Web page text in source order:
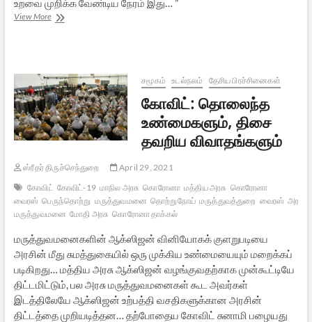
உறவை முறிக்க வேண்டிய நேரம் இது… ”
View Moreவரலாற்றின்
ஷவுக்கத்
அலி
உரையாடல்
சமூகம் உடல்நலம் தேசிய பிரச்சினைகள்
கோவிட்: தொலைந்த
உண்மைகளும், திசை
தவறிய விவாதங்களும்
ஸ்ரீதர் திருச்செந்துறை
April 29, 2021
கோவிட் கோவிட்-19 மாநில அரசு கொரோனா மத்திய அரசு கொரோனா
வைரஸ் பெருந்தொற்று மருத்துவமனை தொற்றுநோய் மருத்துவத்துறை வைரஸ் அரசு
மருத்துவமனை மோதி அரசு கொரோனா தாக்கல்
மருத்துவமனைகளின் ஆக்ஸிஜன் வினியோகக் குளறுபடியை
அரசின் மீது சுமத்துகையில் ஒரு முக்கிய உண்மையையும் மறைக்கப்
படிகிறது… மத்திய அரசு ஆக்ஸிஜன் வழங்குவதற்காக முன்கூட்டியே
திட்டமிட்டும், பல அரசு மருத்துவமனைகள் கூட அவர்கள்
இடத்திலேயே ஆக்ஸிஜன் உற்பத்தி வசதிகளுக்கான அரசின்
திட்டத்தை முறியடித்தன… தற்போதைய கோவிட் சுனாமி பழையது